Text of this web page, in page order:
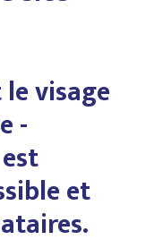
visage
-
et